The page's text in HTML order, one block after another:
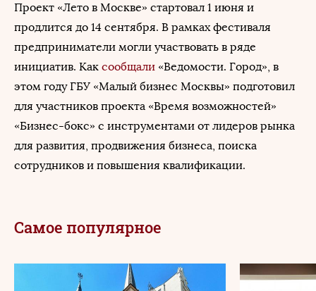
Проект «Лето в Москве» стартовал 1 июня и
продлится до 14 сентября. В рамках фестиваля
предприниматели могли участвовать в ряде
инициатив. Как сообщали «Ведомости. Город», в
этом году ГБУ «Малый бизнес Москвы» подготовил
для участников проекта «Время возможностей»
«Бизнес-бокс» с инструментами от лидеров рынка
для развития, продвижения бизнеса, поиска
сотрудников и повышения квалификации.
Самое популярное